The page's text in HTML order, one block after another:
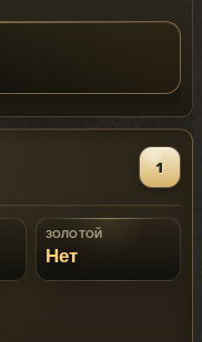
1
ЗОЛОТОЙ
Нет